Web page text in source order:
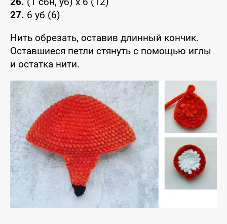
27. 6 уб (6)
Нить обрезать, оставив длинный кончик.
Оставшиеся петли стянуть с помощью иглы
и остатка нити.